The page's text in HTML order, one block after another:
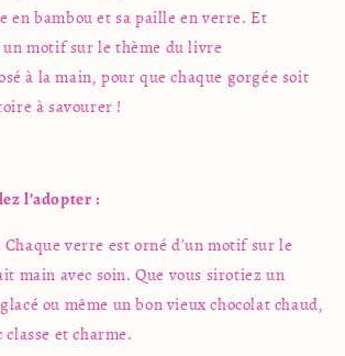
en bambou et sa paille en verre. Et
motif sur le thème du livre
à la main, pour que chaque gorgée soit
à savourer !
l’adopter :
Chaque verre est orné d’un motif sur le
main avec soin. Que vous sirotiez un
ou même un bon vieux chocolat chaud,
et charme.